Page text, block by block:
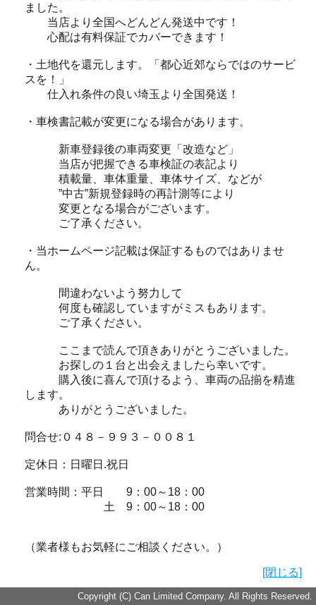
ました。
当店より全国へどんどん発送中です！
心配は有料保証でカバーできます！
・土地代を還元します。「都心近郊ならではのサービ
スを！」
仕入れ条件の良い埼玉より全国発送！
・車検書記載が変更になる場合があります。
新車登録後の車両変更「改造など」
当店が把握できる車検証の表記より
積載量、車体重量、車体サイズ、などが
”中古”新規登録時の再計測等により
変更となる場合がございます。
ご了承ください。
・当ホームページ記載は保証するものではありませ
ん。
間違わないよう努力して
何度も確認していますがミスもあります。
ご了承ください。
ここまで読んで頂きありがとうございました。
お探しの１台と出会えましたら幸いです。
購入後に喜んで頂けるよう、車両の品揃を精進
します。
ありがとうございました。
問合せ:０４８－９９３－００８１
定休日：日曜日.祝日
営業時間：平日 9：00～18：00
土 9：00～18：00
（業者様もお気軽にご相談ください。）
[閉じる]
Copyright (C) Can Limited Company. All Rights Reserved.